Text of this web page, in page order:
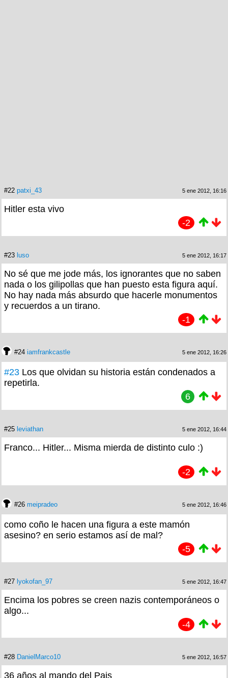
#22 patxi_43 5 ene 2012, 16:16
Hitler esta vivo
-2
#23 luso 5 ene 2012, 16:17
No sé que me jode más, los ignorantes que no saben
nada o los gilipollas que han puesto esta figura aquí.
No hay nada más absurdo que hacerle monumentos
y recuerdos a un tirano.
-1
#24 iamfrankcastle 5 ene 2012, 16:26
#23 Los que olvidan su historia están condenados a
repetirla.
6
#25 leviathan 5 ene 2012, 16:44
Franco... Hitler... Misma mierda de distinto culo :)
-2
#26 meipradeo 5 ene 2012, 16:46
como coño le hacen una figura a este mamón
asesino? en serio estamos así de mal?
-5
#27 lyokofan_97 5 ene 2012, 16:47
Encima los pobres se creen nazis contemporáneos o
algo...
-4
#28 DanielMarco10 5 ene 2012, 16:57
36 años al mando del Pais